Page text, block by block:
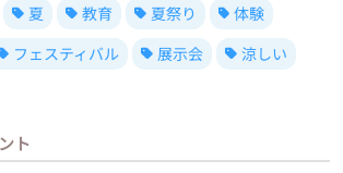
夏 教育 夏祭り
体験
フェスティバル 展示会
涼しい
ト